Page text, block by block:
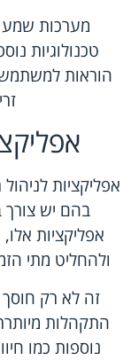
מערכות
טכנולוגיות
הוראות
אפליקציות
בהם יש צורך
אפליקציות
ולהחליט מתי
זה לא רק
התקהלות
נוספות כמו